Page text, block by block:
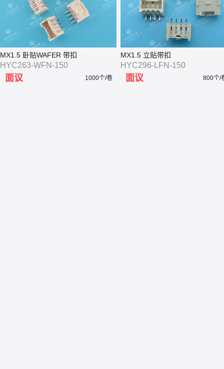
MX1.5 卧贴WAFER 带扣
HYC263-WFN-150
面议 1000个/卷
MX1.5 立贴带扣
HYC296-LFN-150
面议 800个/